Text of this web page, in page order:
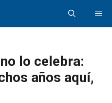
lo celebra:
años aquí,